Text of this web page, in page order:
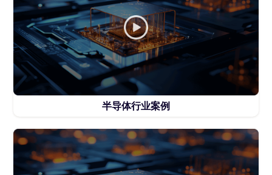
半导体行业案例